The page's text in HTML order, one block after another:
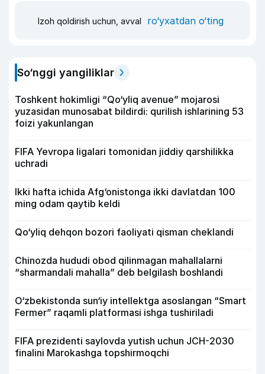
Izoh qoldirish uchun, avval ro‘yxatdan o‘ting
So‘nggi yangiliklar
Toshkent hokimligi “Qo‘yliq avenue” mojarosi
yuzasidan munosabat bildirdi: qurilish ishlarining 53
foizi yakunlangan
FIFA Yevropa ligalari tomonidan jiddiy qarshilikka
uchradi
Ikki hafta ichida Afg‘onistonga ikki davlatdan 100
ming odam qaytib keldi
Qo‘yliq dehqon bozori faoliyati qisman cheklandi
Chinozda hududi obod qilinmagan mahallalarni
“sharmandali mahalla” deb belgilash boshlandi
O‘zbekistonda sun‘iy intellektga asoslangan “Smart
Fermer” raqamli platformasi ishga tushiriladi
FIFA prezidenti saylovda yutish uchun JCH-2030
finalini Marokashga topshirmoqchi